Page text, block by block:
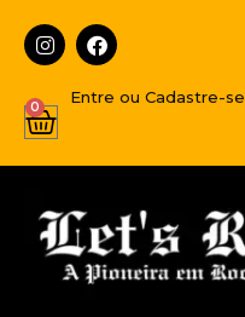
Entre ou Cadastre-se
0